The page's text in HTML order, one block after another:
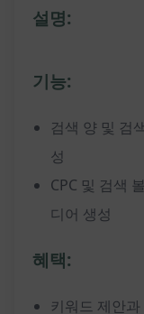
설명:
기능:
검색 양 및 검
성
CPC 및 검색
디어 생성
혜택:
키워드 제안